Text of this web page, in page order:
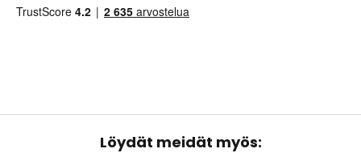
Löydät meidät myös: